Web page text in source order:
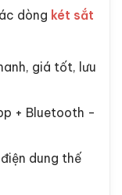
dòng két sắt
giá tốt, lưu
+ Bluetooth -
dung thế